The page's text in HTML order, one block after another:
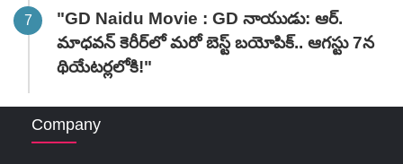
"GD Naidu Movie : GD నాయుడు: ఆర్.
మాధవన్‌ కెరీర్‌లో మరో బెస్ట్ బయోపిక్.. ఆగస్టు 7న
థియేటర్లలోకి!"
Company